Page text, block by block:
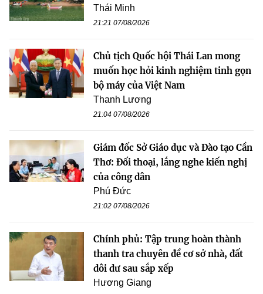
Thái Minh
21:21 07/08/2026
Chủ tịch Quốc hội Thái Lan mong
muốn học hỏi kinh nghiệm tinh gọn
bộ máy của Việt Nam
Thanh Lương
21:04 07/08/2026
Giám đốc Sở Giáo dục và Đào tạo Cần
Thơ: Đối thoại, lắng nghe kiến nghị
của công dân
Phú Đức
21:02 07/08/2026
Chính phủ: Tập trung hoàn thành
thanh tra chuyên đề cơ sở nhà, đất
dôi dư sau sắp xếp
Hương Giang